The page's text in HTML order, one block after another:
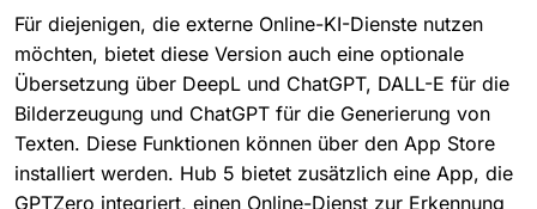
Für diejenigen, die externe Online-KI-Dienste nutzen
möchten, bietet diese Version auch eine optionale
Übersetzung über DeepL und ChatGPT, DALL-E für die
Bilderzeugung und ChatGPT für die Generierung von
Texten. Diese Funktionen können über den App Store
installiert werden. Hub 5 bietet zusätzlich eine App, die
GPTZero integriert, einen Online-Dienst zur Erkennung